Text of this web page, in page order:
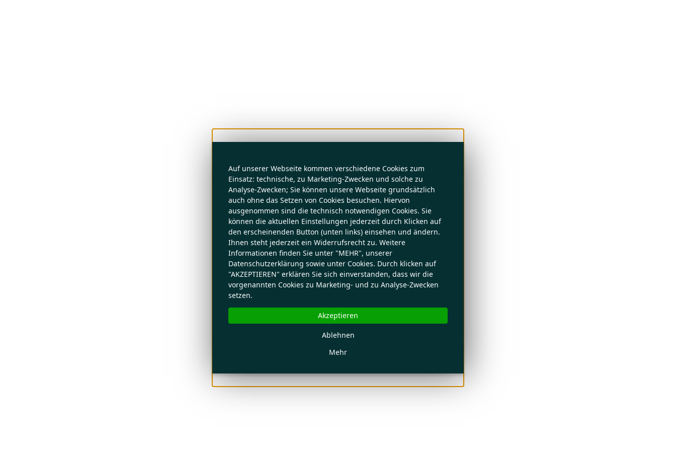
Auf unserer Webseite kommen verschiedene Cookies zum
Einsatz: technische, zu Marketing-Zwecken und solche zu
Analyse-Zwecken; Sie können unsere Webseite grundsätzlich
auch ohne das Setzen von Cookies besuchen. Hiervon
ausgenommen sind die technisch notwendigen Cookies. Sie
können die aktuellen Einstellungen jederzeit durch Klicken auf
den erscheinenden Button (unten links) einsehen und ändern.
Ihnen steht jederzeit ein Widerrufsrecht zu. Weitere
Informationen finden Sie unter "MEHR", unserer
Datenschutzerklärung sowie unter Cookies. Durch klicken auf
"AKZEPTIEREN" erklären Sie sich einverstanden, dass wir die
vorgenannten Cookies zu Marketing- und zu Analyse-Zwecken
setzen.
Mehr
Ablehnen
Akzeptieren